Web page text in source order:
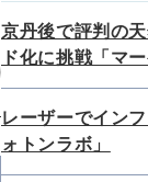
京丹後で評判の
ド化に挑戦「マ
レーザーでイン
ォトンラボ」